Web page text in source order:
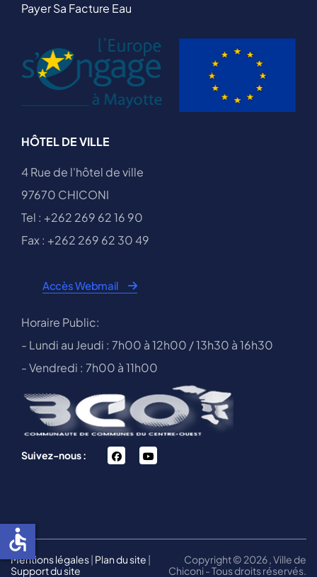
Payer Sa Facture Eau
HÔTEL DE VILLE
4 Rue de l'hôtel de ville
97670 CHICONI
Tel : +262 269 62 16 90
Fax : +262 269 62 30 49
Accès Webmail
Horaire Public:
- Lundi au Jeudi : 7h00 à 12h00 / 13h30 à 16h30
- Vendredi : 7h00 à 11h00
Suivez-nous : facebook
You
Mentions légales| Plan du site |
Support du site
Copyright © 2026 , Ville de
Chiconi - Tous droits réservés.
accessible